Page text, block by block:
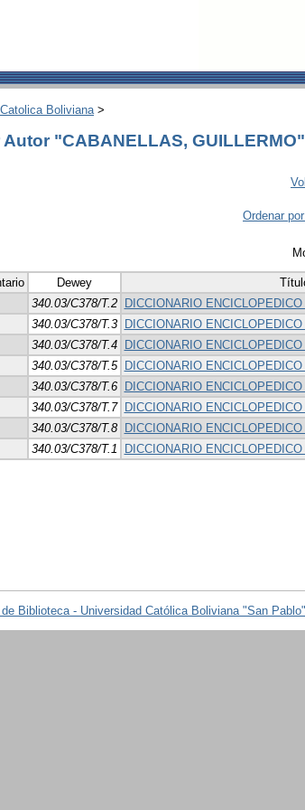
Boliviana>
"CABANELLAS, GUILLERMO"
Ordenar
Dewey
340.03/C378/T.2 DICCIONARIO
340.03/C378/T.3 DICCIONARIO
340.03/C378/T.4 DICCIONARIO
340.03/C378/T.5 DICCIONARIO
340.03/C378/T.6 DICCIONARIO
340.03/C378/T.7 DICCIONARIO
340.03/C378/T.8 DICCIONARIO
340.03/C378/T.1 DICCIONARIO
de Biblioteca - Universidad Católica Boliviana "San Pablo"